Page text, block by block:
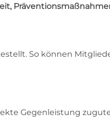
So können
Gegenleistung